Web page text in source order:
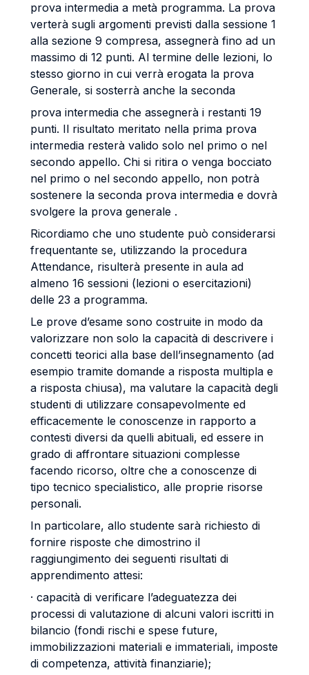
prova intermedia a metà programma. La prova
verterà sugli argomenti previsti dalla sessione 1
alla sezione 9 compresa, assegnerà fino ad un
massimo di 12 punti. Al termine delle lezioni, lo
stesso giorno in cui verrà erogata la prova
Generale, si sosterrà anche la seconda
prova intermedia che assegnerà i restanti 19
punti. Il risultato meritato nella prima prova
intermedia resterà valido solo nel primo o nel
secondo appello. Chi si ritira o venga bocciato
nel primo o nel secondo appello, non potrà
sostenere la seconda prova intermedia e dovrà
svolgere la prova generale .
Ricordiamo che uno studente può considerarsi
frequentante se, utilizzando la procedura
Attendance, risulterà presente in aula ad
almeno 16 sessioni (lezioni o esercitazioni)
delle 23 a programma.
Le prove d’esame sono costruite in modo da
valorizzare non solo la capacità di descrivere i
concetti teorici alla base dell’insegnamento (ad
esempio tramite domande a risposta multipla e
a risposta chiusa), ma valutare la capacità degli
studenti di utilizzare consapevolmente ed
efficacemente le conoscenze in rapporto a
contesti diversi da quelli abituali, ed essere in
grado di affrontare situazioni complesse
facendo ricorso, oltre che a conoscenze di
tipo tecnico specialistico, alle proprie risorse
personali.
In particolare, allo studente sarà richiesto di
fornire risposte che dimostrino il
raggiungimento dei seguenti risultati di
apprendimento attesi:
· capacità di verificare l’adeguatezza dei
processi di valutazione di alcuni valori iscritti in
bilancio (fondi rischi e spese future,
immobilizzazioni materiali e immateriali, imposte
di competenza, attività finanziarie);